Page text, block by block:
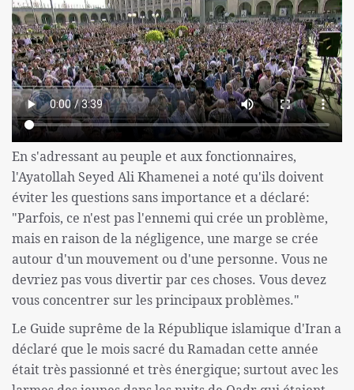
En s'adressant au peuple et aux fonctionnaires,
l'Ayatollah Seyed Ali Khamenei a noté qu'ils doivent
éviter les questions sans importance et a déclaré:
"Parfois, ce n'est pas l'ennemi qui crée un problème,
mais en raison de la négligence, une marge se crée
autour d'un mouvement ou d'une personne. Vous ne
devriez pas vous divertir par ces choses. Vous devez
vous concentrer sur les principaux problèmes."
Le Guide suprême de la République islamique d'Iran a
déclaré que le mois sacré du Ramadan cette année
était très passionné et très énergique; surtout avec les